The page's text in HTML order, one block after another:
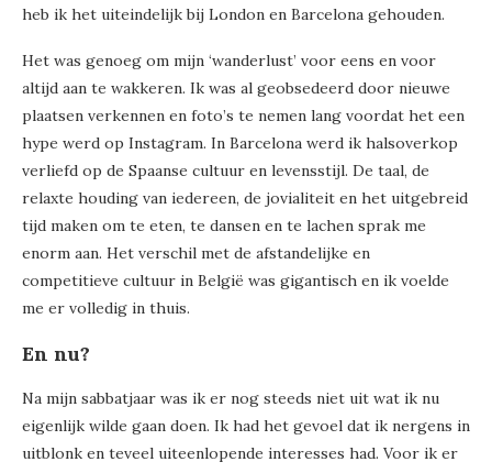
heb ik het uiteindelijk bij London en Barcelona gehouden.
Het was genoeg om mijn ‘wanderlust’ voor eens en voor
altijd aan te wakkeren. Ik was al geobsedeerd door nieuwe
plaatsen verkennen en foto’s te nemen lang voordat het een
hype werd op Instagram. In Barcelona werd ik halsoverkop
verliefd op de Spaanse cultuur en levensstijl. De taal, de
relaxte houding van iedereen, de jovialiteit en het uitgebreid
tijd maken om te eten, te dansen en te lachen sprak me
enorm aan. Het verschil met de afstandelijke en
competitieve cultuur in België was gigantisch en ik voelde
me er volledig in thuis.
En nu?
Na mijn sabbatjaar was ik er nog steeds niet uit wat ik nu
eigenlijk wilde gaan doen. Ik had het gevoel dat ik nergens in
uitblonk en teveel uiteenlopende interesses had. Voor ik er